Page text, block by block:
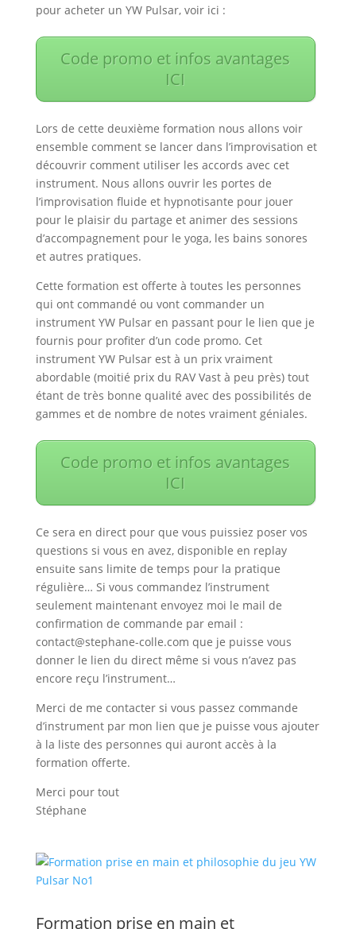
pour acheter un YW Pulsar, voir ici :
Code promo et infos avantages
ICI
Lors de cette deuxième formation nous allons voir
ensemble comment se lancer dans l’improvisation et
découvrir comment utiliser les accords avec cet
instrument. Nous allons ouvrir les portes de
l’improvisation fluide et hypnotisante pour jouer
pour le plaisir du partage et animer des sessions
d’accompagnement pour le yoga, les bains sonores
et autres pratiques.
Cette formation est offerte à toutes les personnes
qui ont commandé ou vont commander un
instrument YW Pulsar en passant pour le lien que je
fournis pour profiter d’un code promo. Cet
instrument YW Pulsar est à un prix vraiment
abordable (moitié prix du RAV Vast à peu près) tout
étant de très bonne qualité avec des possibilités de
gammes et de nombre de notes vraiment géniales.
Code promo et infos avantages
ICI
Ce sera en direct pour que vous puissiez poser vos
questions si vous en avez, disponible en replay
ensuite sans limite de temps pour la pratique
régulière… Si vous commandez l’instrument
seulement maintenant envoyez moi le mail de
confirmation de commande par email :
contact@stephane-colle.com que je puisse vous
donner le lien du direct même si vous n’avez pas
encore reçu l’instrument…
Merci de me contacter si vous passez commande
d’instrument par mon lien que je puisse vous ajouter
à la liste des personnes qui auront accès à la
formation offerte.
Merci pour tout
Stéphane
Formation prise en main et